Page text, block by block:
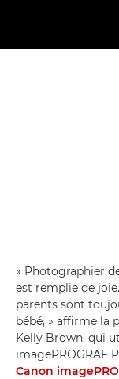
« Photographier
est remplie de
parents sont
bébé, » affirme la
Kelly Brown, qui
imagePROGRAF
Canon